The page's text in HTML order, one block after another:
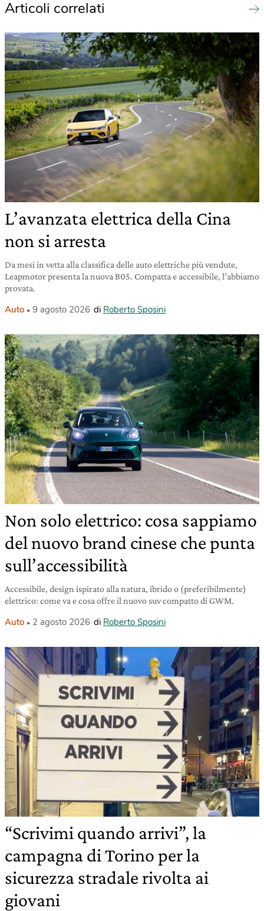
Articoli correlati
L’avanzata elettrica della Cina
non si arresta
Da mesi in vetta alla classifica delle auto elettriche più vendute,
Leapmotor presenta la nuova B05. Compatta e accessibile, l’abbiamo
provata.
Auto 9 agosto 2026 di Roberto Sposini
Non solo elettrico: cosa sappiamo
del nuovo brand cinese che punta
sull’accessibilità
Accessibile, design ispirato alla natura, ibrido o (preferibilmente)
elettrico: come va e cosa offre il nuovo suv compatto di GWM.
Auto 2 agosto 2026 di Roberto Sposini
“Scrivimi quando arrivi”, la
campagna di Torino per la
sicurezza stradale rivolta ai
giovani